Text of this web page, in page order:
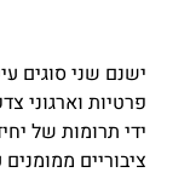
ישנם שני סוגים
פרטיות וארגוני
ידי תרומות של
ציבוריים